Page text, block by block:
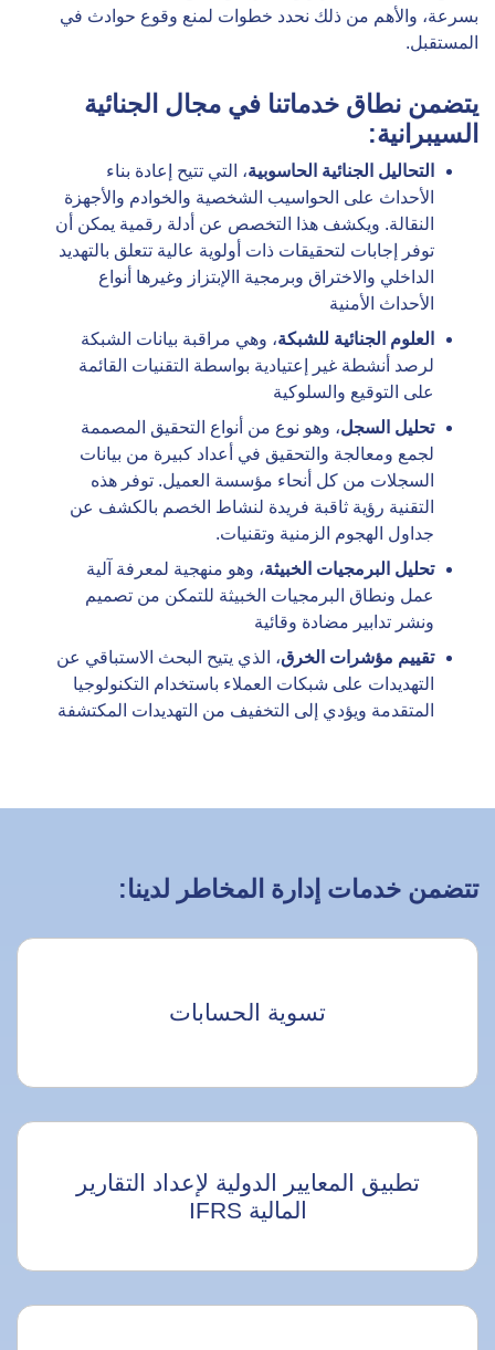
بسرعة، والأهم من ذلك نحدد خطوات لمنع وقوع حوادث في
المستقبل.
يتضمن نطاق خدماتنا في مجال الجنائية
السيبرانية:
التحاليل الجنائية الحاسوبية، التي تتيح إعادة بناء
الأحداث على الحواسيب الشخصية والخوادم والأجهزة
النقالة. ويكشف هذا التخصص عن أدلة رقمية يمكن أن
توفر إجابات لتحقيقات ذات أولوية عالية تتعلق بالتهديد
الداخلي والاختراق وبرمجية االإبتزاز وغيرها أنواع
الأحداث الأمنية
العلوم الجنائية للشبكة، وهي مراقبة بيانات الشبكة
لرصد أنشطة غير إعتيادية بواسطة التقنيات القائمة
على التوقيع والسلوكية
تحليل السجل، وهو نوع من أنواع التحقيق المصممة
لجمع ومعالجة والتحقيق في أعداد كبيرة من بيانات
السجلات من كل أنحاء مؤسسة العميل. توفر هذه
التقنية رؤية ثاقبة فريدة لنشاط الخصم بالكشف عن
جداول الهجوم الزمنية وتقنيات.
تحليل البرمجيات الخبيثة، وهو منهجية لمعرفة آلية
عمل ونطاق البرمجيات الخبيثة للتمكن من تصميم
ونشر تدابير مضادة وقائية
تقييم مؤشرات الخرق، الذي يتيح البحث الاستباقي عن
التهديدات على شبكات العملاء باستخدام التكنولوجيا
المتقدمة ويؤدي إلى التخفيف من التهديدات المكتشفة
تتضمن خدمات إدارة المخاطر لدينا:
تسوية الحسابات
تطبيق المعايير الدولية لإعداد التقارير
المالية IFRS